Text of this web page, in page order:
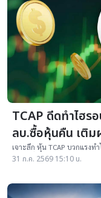
TCAP ดีดทำไฮร
ลบ.ซื้อหุ้นคืน เติ
เจาะลึก หุ้น TCAP บวกแรง
บาท เพิ่ม ROE-EPS โบรกฯ
31 ก.ค. 2569 15:10 น.